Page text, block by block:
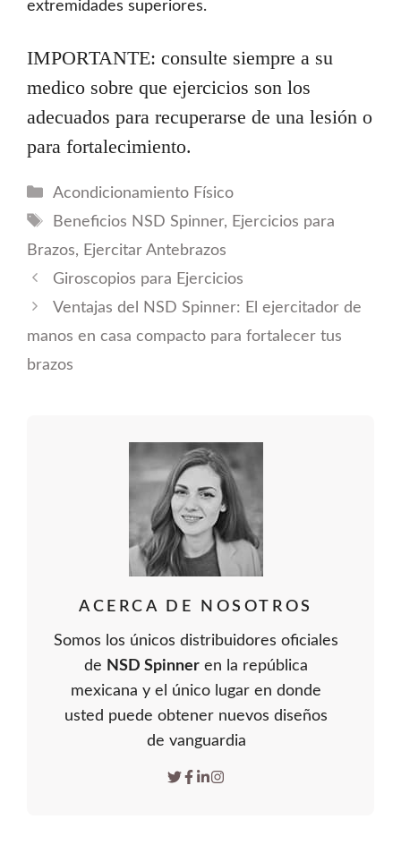
extremidades superiores.
IMPORTANTE: consulte siempre a su
medico sobre que ejercicios son los
adecuados para recuperarse de una lesión o
para fortalecimiento.
Categorías
Acondicionamiento Físico
Etiquetas
Beneficios NSD Spinner, Ejercicios para
Brazos, Ejercitar Antebrazos
Giroscopios para Ejercicios
Ventajas del NSD Spinner: El ejercitador de
manos en casa compacto para fortalecer tus
brazos
ACERCA DE NOSOTROS
Somos los únicos distribuidores oficiales
de NSD Spinner en la república
mexicana y el único lugar en donde
usted puede obtener nuevos diseños
de vanguardia